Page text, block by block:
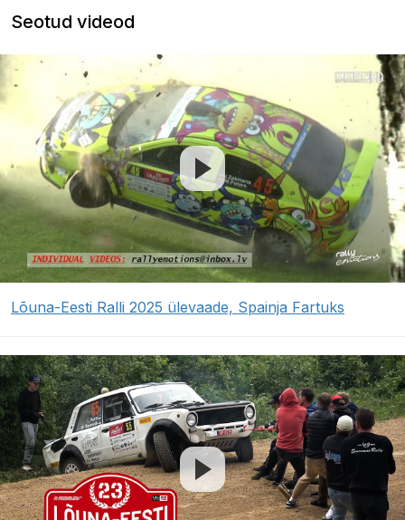
Seotud videod
Lõuna-Eesti Ralli 2025 ülevaade, Spainja Fartuks